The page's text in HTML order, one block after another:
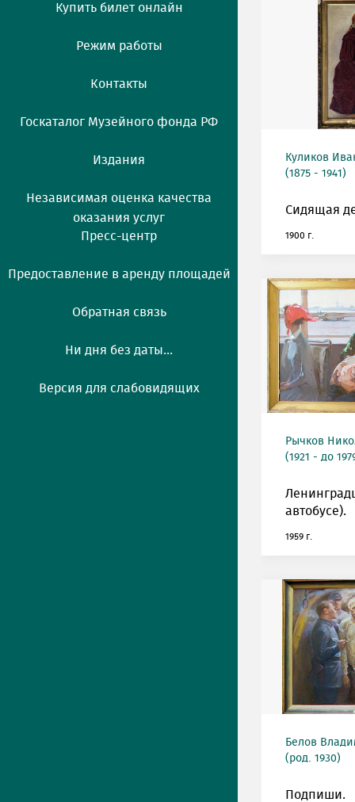
Купить билет онлайн
Режим работы
Контакты
Госкаталог Музейного фонда РФ
Издания
Независимая оценка качества
оказания услуг
Пресс-центр
Предоставление в аренду площадей
Обратная связь
Ни дня без даты...
Версия для слабовидящих
Куликов
(1875 - 1941)
Сидящая
1900 г.
Рычков
(1921 - до
автобусе).
1959 г.
Белов
(род. 1930)
Подпиши.